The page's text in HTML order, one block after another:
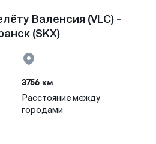
Валенсия (VLC) -
(SKX)
3756 км
Расстояние между
городами